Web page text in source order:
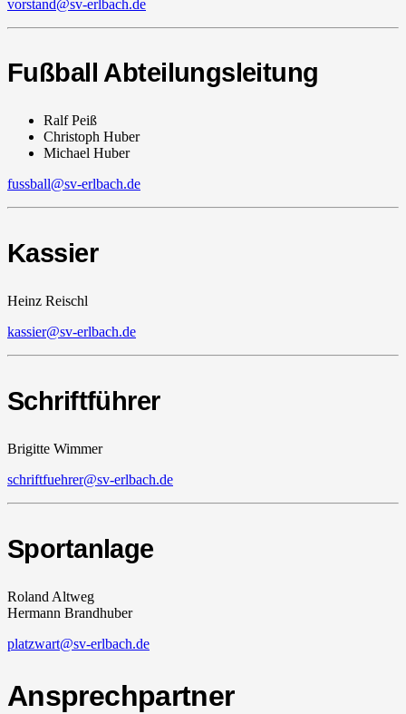
vorstand@sv-erlbach.de
Fußball Abteilungsleitung
Ralf Peiß
Christoph Huber
Michael Huber
fussball@sv-erlbach.de
Kassier
Heinz Reischl
kassier@sv-erlbach.de
Schriftführer
Brigitte Wimmer
schriftfuehrer@sv-erlbach.de
Sportanlage
Roland Altweg
Hermann Brandhuber
platzwart@sv-erlbach.de
Ansprechpartner